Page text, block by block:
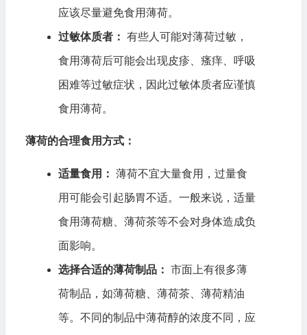
应该尽量避免食用薄荷。
过敏体质者： 有些人可能对薄荷过敏，
食用薄荷后可能会出现皮疹、瘙痒、呼吸
困难等过敏症状，因此过敏体质者应谨慎
食用薄荷。
薄荷的合理食用方式：
适量食用： 薄荷不宜大量食用，过量食
用可能会引起肠胃不适。一般来说，适量
食用薄荷糖、薄荷茶等不会对身体造成负
面影响。
选择合适的薄荷制品： 市面上有很多薄
荷制品，如薄荷糖、薄荷茶、薄荷精油
等。不同的制品中薄荷醇的浓度不同，应